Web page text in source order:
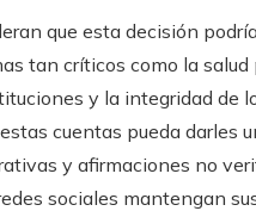
que esta decisión
tan críticos como la
y la integridad de
cuentas pueda darles
y afirmaciones no
sociales mantengan